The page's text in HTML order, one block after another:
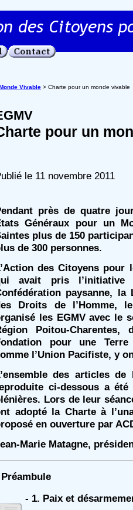
Vivable > Charte pour un monde vivable
pour un
le 11 novembre 2011
près de quatre
Généraux pour un
plus de 150
de 300 personnes.
des Citoyens pour
avait pris l’initiative
paysanne, la
Droits de l’Homme,
les EGMV avec le
Poitou-
pour une Terre
l’Union Pacifiste, y
des articles
ci-dessous a
Lors de leur
adopté la Charte à
en ouverture par
Marie Matagne,
- 1. Paix et